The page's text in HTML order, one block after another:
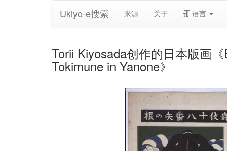
Ukiyo-e搜索 来源 关于 语言
Torii Kiyosada创作的日本版画
Tokimune in Yanone》